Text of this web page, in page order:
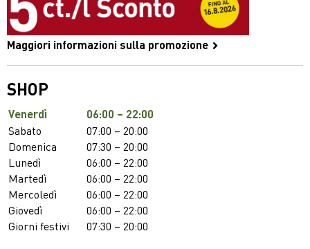
Maggiori informazioni sulla promozione
SHOP
Venerdì 06:00 – 22:00
Sabato
07:00 – 20:00
Domenica
07:30 – 20:00
Lunedì
06:00 – 22:00
Martedì
06:00 – 22:00
Mercoledì
06:00 – 22:00
Giovedì
06:00 – 22:00
Giorni festivi
07:30 – 20:00